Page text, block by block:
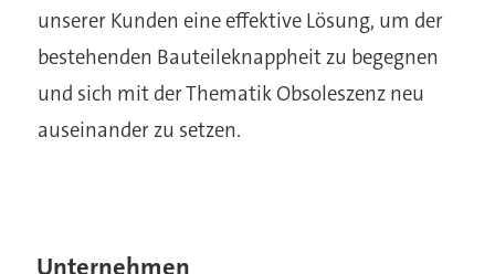
unserer Kunden eine effektive Lösung, um der
bestehenden Bauteileknappheit zu begegnen
und sich mit der Thematik Obsoleszenz neu
auseinander zu setzen.
Unternehmen